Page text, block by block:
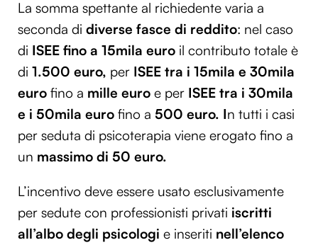
La somma spettante al richiedente varia a
seconda di diverse fasce di reddito: nel caso
di ISEE fino a 15mila euro il contributo totale è
di 1.500 euro, per ISEE tra i 15mila e 30mila
euro fino a mille euro e per ISEE tra i 30mila
e i 50mila euro fino a 500 euro. In tutti i casi
per seduta di psicoterapia viene erogato fino a
un massimo di 50 euro.
L’incentivo deve essere usato esclusivamente
per sedute con professionisti privati iscritti
all’albo degli psicologi e inseriti nell’elenco